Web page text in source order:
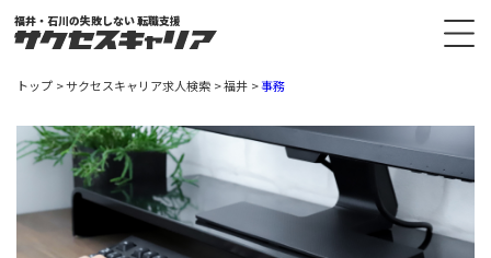
福井・石川の失敗しない 転職支援
トップ サクセスキャリア求人検索 福井 事務